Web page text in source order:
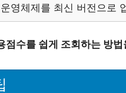
운영체제를 최신 버전으로
점수를 쉽게 조회하는 방